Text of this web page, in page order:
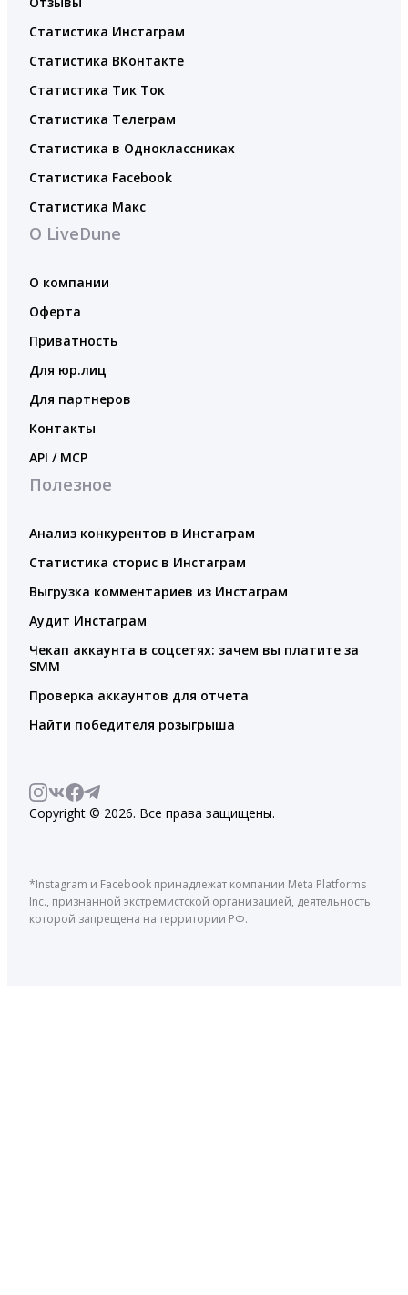
Статистика Инстаграм
Статистика ВКонтакте
Статистика Тик Ток
Статистика Телеграм
Статистика в Одноклассниках
Статистика Facebook
Статистика Макс
О LiveDune
О компании
Оферта
Приватность
Для юр.лиц
Для партнеров
Контакты
API / MCP
Полезное
Анализ конкурентов в Инстаграм
Статистика сторис в Инстаграм
Выгрузка комментариев из Инстаграм
Аудит Инстаграм
Чекап аккаунта в соцсетях: зачем вы платите за
SMM
Проверка аккаунтов для отчета
Найти победителя розыгрыша
Copyright © 2026. Все права защищены.
*Instagram и Facebook принадлежат компании Meta Platforms
Inc., признанной экстремистской организацией, деятельность
которой запрещена на территории РФ.